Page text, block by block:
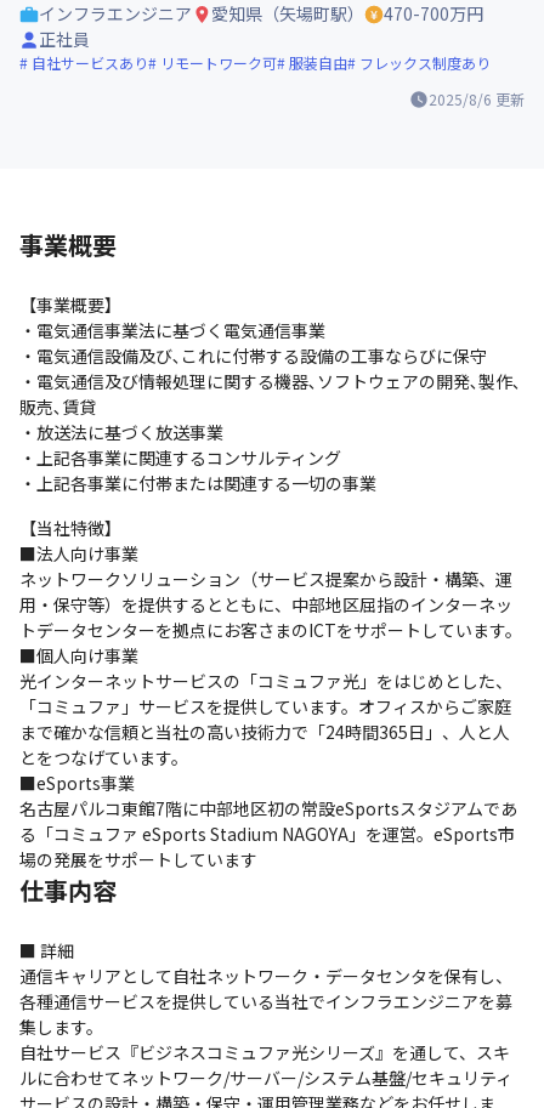
2025/8/6 更新
インフラエンジニア 愛知県（矢場町駅）
470-700万円
正社員
自社サービスあり リモートワーク可 服装自由 フレックス制度あり
事業概要
【事業概要】
・電気通信事業法に基づく電気通信事業
・電気通信設備及び､これに付帯する設備の工事ならびに保守
・電気通信及び情報処理に関する機器､ソフトウェアの開発､製作､
販売､賃貸
・放送法に基づく放送事業
・上記各事業に関連するコンサルティング
・上記各事業に付帯または関連する一切の事業
【当社特徴】
■法人向け事業
ネットワークソリューション（サービス提案から設計・構築、運
用・保守等）を提供するとともに、中部地区屈指のインターネッ
トデータセンターを拠点にお客さまのICTをサポートしています。
■個人向け事業
光インターネットサービスの「コミュファ光」をはじめとした、
「コミュファ」サービスを提供しています。オフィスからご家庭
まで確かな信頼と当社の高い技術力で「24時間365日」、人と人
とをつなげています。
■eSports事業
名古屋パルコ東館7階に中部地区初の常設eSportsスタジアムであ
る「コミュファ eSports Stadium NAGOYA」を運営。eSports市
場の発展をサポートしています
仕事内容
■ 詳細
通信キャリアとして自社ネットワーク・データセンタを保有し、
各種通信サービスを提供している当社でインフラエンジニアを募
集します。
自社サービス『ビジネスコミュファ光シリーズ』を通して、スキ
ルに合わせてネットワーク/サーバー/システム基盤/セキュリティ
サービスの設計・構築・保守・運用管理業務などをお任せしま